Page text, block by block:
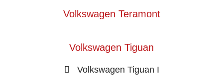
Volkswagen Teramont
Volkswagen Tiguan
Volkswagen Tiguan I